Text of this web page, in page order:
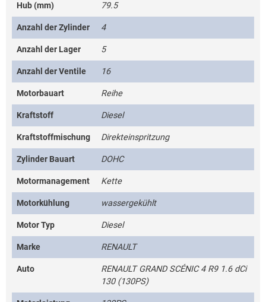
Hub (mm) 79.5
Anzahl der Zylinder 4
Anzahl der Lager 5
Anzahl der Ventile 16
Motorbauart Reihe
Kraftstoff Diesel
Kraftstoffmischung Direkteinspritzung
Zylinder Bauart DOHC
Motormanagement Kette
Motorkühlung wassergekühlt
Motor Typ Diesel
Marke RENAULT
Auto
RENAULT GRAND SCÉNIC 4 R9 1.6 dCi
130 (130PS)